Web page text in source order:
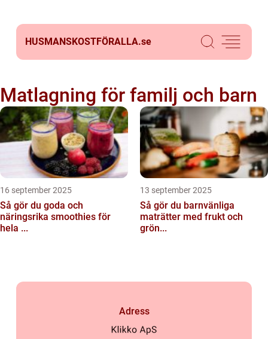
HUSMANSKOSTFÖRALLA.se
Matlagning för familj och barn
16 september 2025
Så gör du goda och
näringsrika smoothies för
hela ...
13 september 2025
Så gör du barnvänliga
maträtter med frukt och
grön...
Adress